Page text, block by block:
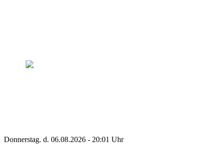
Donnerstag. d. 06.08.2026 - 20:01 Uhr